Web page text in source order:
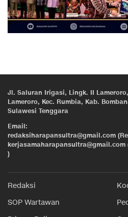
Jl. Saluran Irigasi, Lingk. II
Lameroro, Kec. Rumbia, Kab.
Sulawesi Tenggara
Email:
redaksiharapansultra@gmail.com
kerjasamaharapansultra@gmail.com
)
Redaksi
SOP Wartawan